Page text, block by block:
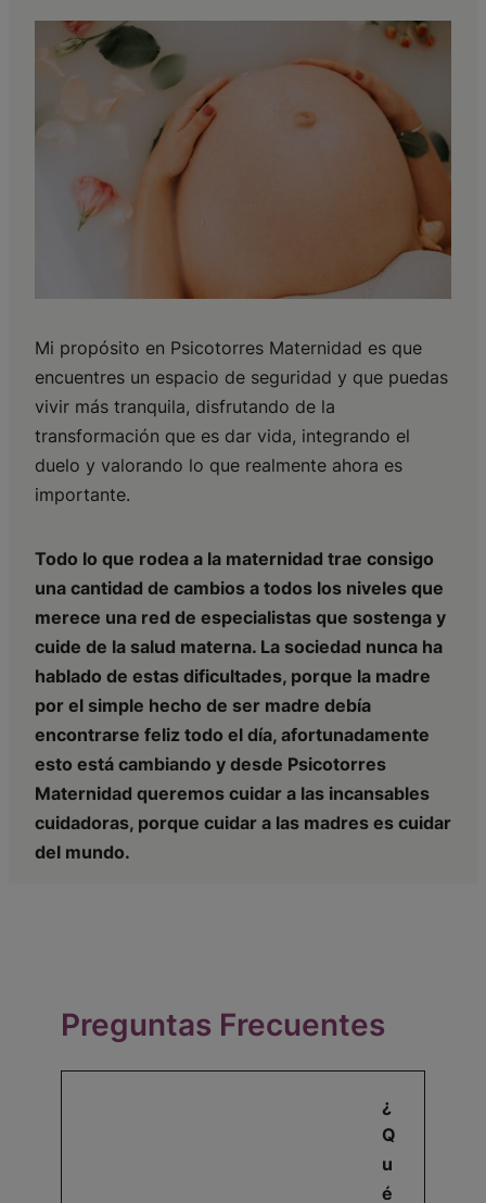
Mi propósito en Psicotorres Maternidad es que
encuentres un espacio de seguridad y que puedas
vivir más tranquila, disfrutando de la
transformación que es dar vida, integrando el
duelo y valorando lo que realmente ahora es
importante.
Todo lo que rodea a la maternidad trae consigo
una cantidad de cambios a todos los niveles que
merece una red de especialistas que sostenga y
cuide de la salud materna. La sociedad nunca ha
hablado de estas dificultades, porque la madre
por el simple hecho de ser madre debía
encontrarse feliz todo el día, afortunadamente
esto está cambiando y desde Psicotorres
Maternidad queremos cuidar a las incansables
cuidadoras, porque cuidar a las madres es cuidar
del mundo.
Preguntas Frecuentes
¿
Q
u
é